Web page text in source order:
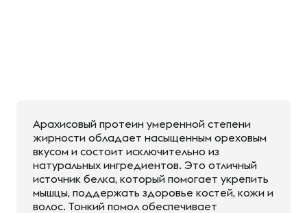
Арахисовый протеин умеренной степени
жирности обладает насыщенным ореховым
вкусом и состоит исключительно из
натуральных ингредиентов. Это отличный
источник белка, который помогает укрепить
мышцы, поддержать здоровье костей, кожи и
волос. Тонкий помол обеспечивает